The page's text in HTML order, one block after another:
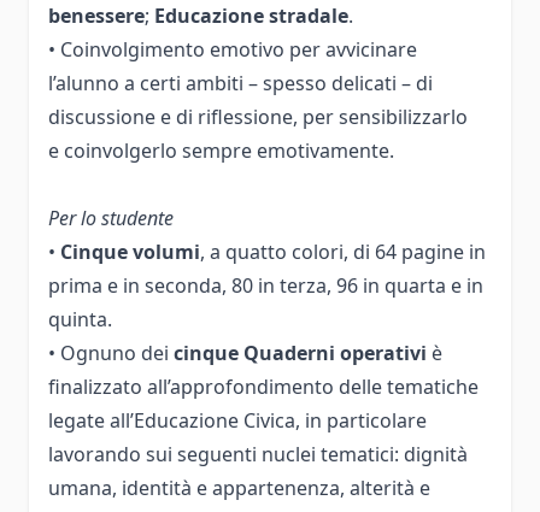
benessere; Educazione stradale.
• Coinvolgimento emotivo per avvicinare
l’alunno a certi ambiti – spesso delicati – di
discussione e di riflessione, per sensibilizzarlo
e coinvolgerlo sempre emotivamente.
Per lo studente
• Cinque volumi, a quatto colori, di 64 pagine in
prima e in seconda, 80 in terza, 96 in quarta e in
quinta.
• Ognuno dei cinque Quaderni operativi è
finalizzato all’approfondimento delle tematiche
legate all’Educazione Civica, in particolare
lavorando sui seguenti nuclei tematici: dignità
umana, identità e appartenenza, alterità e